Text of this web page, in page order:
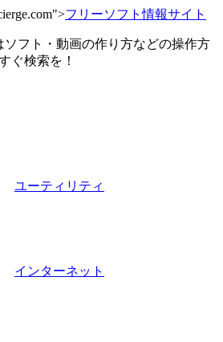
フリーソフト情報サイト
ソフト・動画の作り方などの操作方
ぐ検索を！
ユーティリティ
インターネット